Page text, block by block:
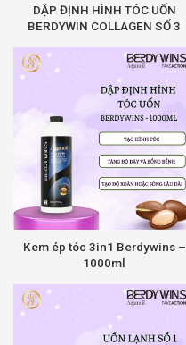
DẬP ĐỊNH HÌNH TÓC UỐN
BERDYWIN COLLAGEN SỐ 3
Kem ép tóc 3in1 Berdywins –
1000ml